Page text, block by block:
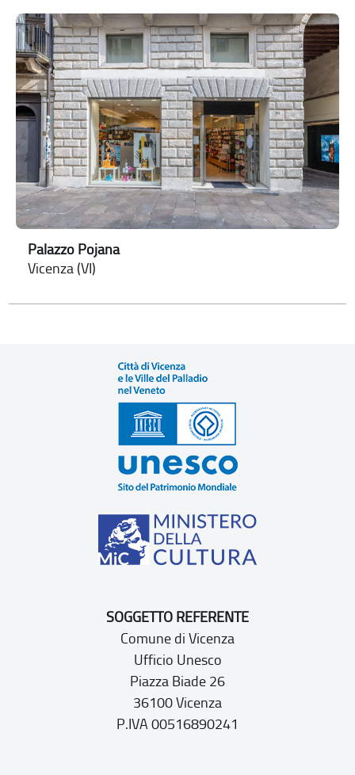
Palazzo Pojana
Vicenza (VI)
SOGGETTO REFERENTE
Comune di Vicenza
Ufficio Unesco
Piazza Biade 26
36100 Vicenza
P.IVA 00516890241